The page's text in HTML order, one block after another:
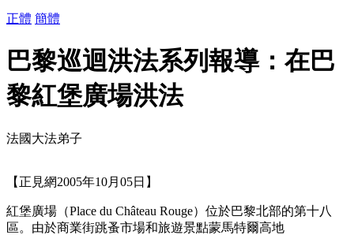
正體 簡體
巴黎巡迴洪法系列報導：在巴
黎紅堡廣場洪法
法國大法弟子
【正見網2005年10月05日】
紅堡廣場（Place du Château Rouge）位於巴黎北部的第十八
區。由於商業街跳蚤市場和旅遊景點蒙馬特爾高地